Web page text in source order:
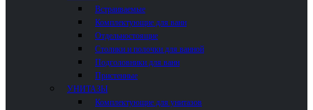
Встраиваемые
Комплектующие для ванн
Отдельностоящие
Столики и полочки для ванной
Подголовники для ванн
Пристенные
УНИТАЗЫ
Комплектующие для унитазов